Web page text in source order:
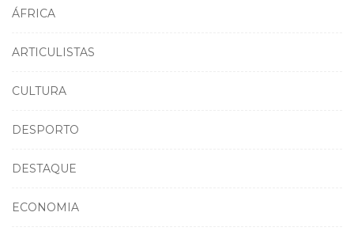
ÁFRICA
ARTICULISTAS
CULTURA
DESPORTO
DESTAQUE
ECONOMIA